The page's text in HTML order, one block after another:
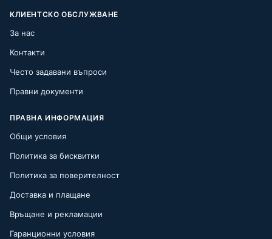
КЛИЕНТСКО ОБСЛУЖВАНЕ
За нас
Контакти
Често задавани въпроси
Правни документи
ПРАВНА ИНФОРМАЦИЯ
Общи условия
Политика за бисквитки
Политика за поверителност
Доставка и плащане
Връщане и рекламации
Гаранционни условия